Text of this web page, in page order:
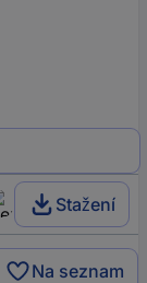
Stažení
Na seznam